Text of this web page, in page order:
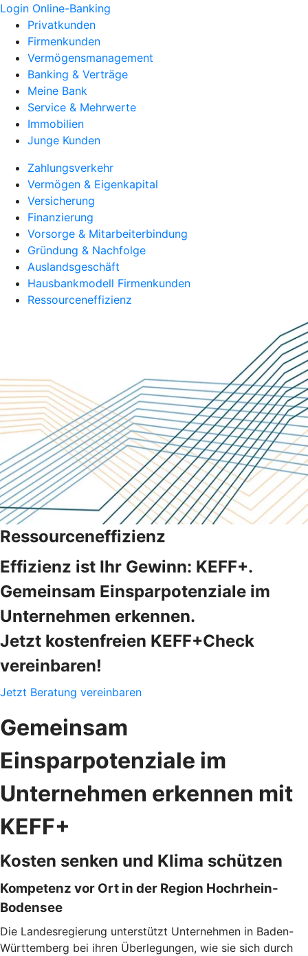
Login Online-Banking
Privatkunden
Firmenkunden
Vermögensmanagement
Banking & Verträge
Meine Bank
Service & Mehrwerte
Immobilien
Junge Kunden
Zahlungsverkehr
Vermögen & Eigenkapital
Versicherung
Finanzierung
Vorsorge & Mitarbeiterbindung
Gründung & Nachfolge
Auslandsgeschäft
Hausbankmodell Firmenkunden
Ressourceneffizienz
Ressourceneffizienz
Effizienz ist Ihr Gewinn: KEFF+.
Gemeinsam Einsparpotenziale im
Unternehmen erkennen.
Jetzt kostenfreien KEFF+Check
vereinbaren!
Jetzt Beratung vereinbaren
Gemeinsam
Einsparpotenziale im
Unternehmen erkennen mit
KEFF+
Kosten senken und Klima schützen
Kompetenz vor Ort in der Region Hochrhein-
Bodensee
Die Landesregierung unterstützt Unternehmen in Baden-
Württemberg bei ihren Überlegungen, wie sie sich durch